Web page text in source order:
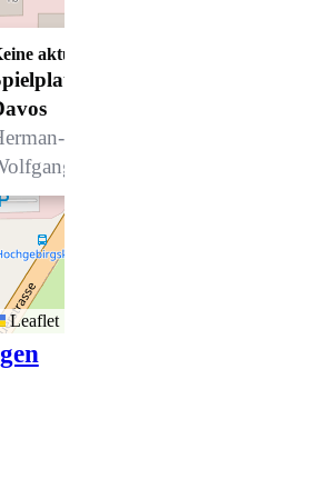
aktuellen Öffnungszeiten
Davos - Hochgebirgsklinik
Burchard-Str. 1, 7265 Davos
Leaflet